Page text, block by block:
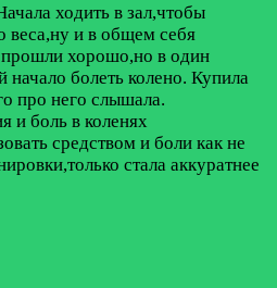
ходить в зал,чтобы
веса,ну и в общем себя
прошли хорошо,но в один
болеть колено. Купила
про него слышала.
и боль в коленях
средством и боли как не
стала аккуратнее